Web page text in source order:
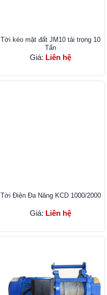
Tời kéo mặt đất JM10 tải trọng 10
Tấn
Giá: Liên hệ
Tời Điện Đa Năng KCD 1000/2000
Giá: Liên hệ